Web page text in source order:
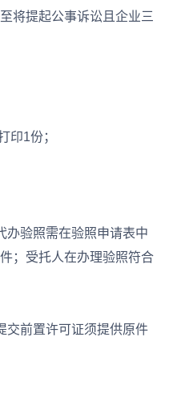
将提起公事诉讼且企业三
1份；
验照需在验照申请表中
；受托人在办理验照符合
前置许可证须提供原件